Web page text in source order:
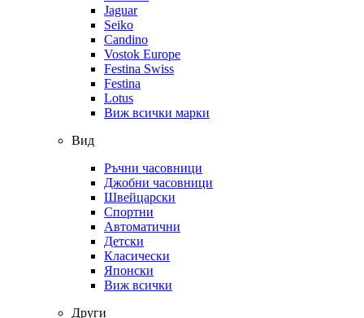
Jaguar
Seiko
Candino
Vostok Europe
Festina Swiss
Festina
Lotus
Виж всички марки
Вид
Ръчни часовници
Джобни часовници
Швейцарски
Спортни
Автоматични
Детски
Класически
Японски
Виж всички
Други